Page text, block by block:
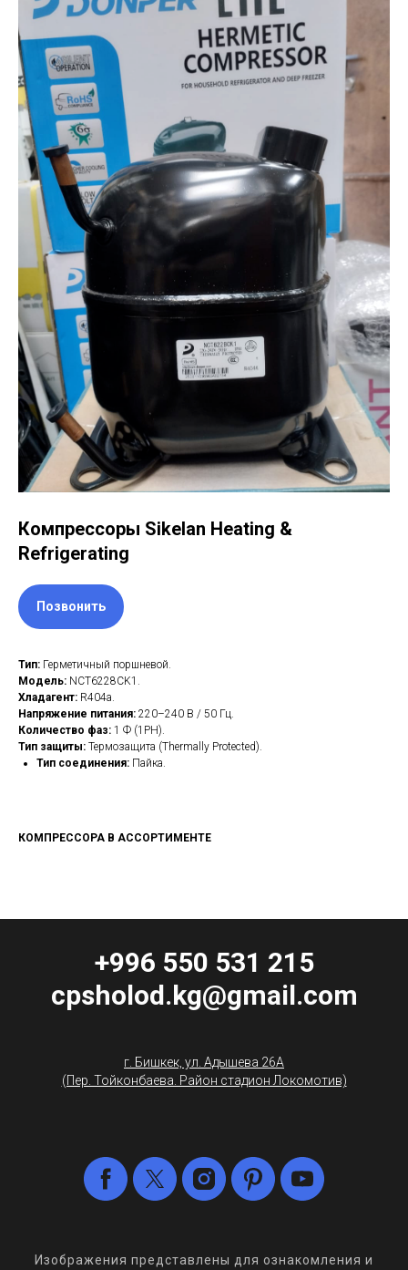
Компрессоры Sikelan Heating &
Refrigerating
Позвонить
Тип: Герметичный поршневой.
Модель: NCT6228CK1.
Хладагент: R404a.
Напряжение питания: 220–240 В / 50 Гц.
Количество фаз: 1 Ф (1PH).
Тип защиты: Термозащита (Thermally Protected).
Тип соединения: Пайка.
КОМПРЕССОРА В АССОРТИМЕНТЕ
+996 550 531 215
cpsholod.kg@gmail.com
г. Бишкек, ул. Адышева 26А
(Пер. Тойконбаева. Район стадион Локомотив)
Изображения представлены для ознакомления и